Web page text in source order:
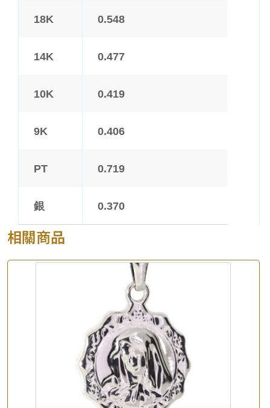
產品查詢
18K 0.548
14K 0.477
10K 0.419
9K 0.406
PT 0.719
銀 0.370
相關商品